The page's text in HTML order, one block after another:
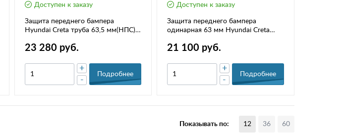
Доступен к заказу
Защита переднего бампера
Hyundai Creta труба 63,5 мм(НПС)
23 280 руб.
-
+
Подробнее
Доступен к заказу
Защита переднего бампера
одинарная 63 мм Hyundai Creta
21 100 руб.
-
+
Подробнее
Показывать по: 12 36 60